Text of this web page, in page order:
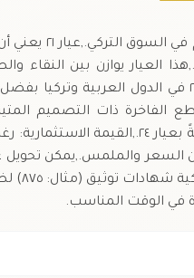
٨٧.٥% من الوزن الكلي.,هذا العيار يوازن
للمجوهرات اليومية والاستثمار على حدٍ سواء.,يُفضَّل عيار ٢١
الفاخرة ذات التصميم
محتواه من معادن إضافية (١٢.٥%) يقل احتمال الخدش
أخرى عند